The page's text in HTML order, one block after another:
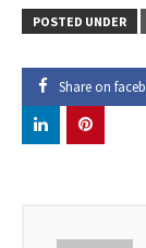
POSTED UNDER
Share on